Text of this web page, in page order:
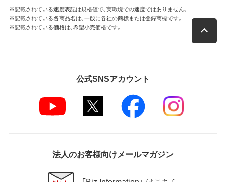
※記載されている速度表記は規格値で、実環境での速度ではありません。
※記載されている各商品名は、一般に各社の商標または登録商標です。
※記載されている価格は、希望小売価格です。
公式SNSアカウント
法人のお客様向けメールマガジン